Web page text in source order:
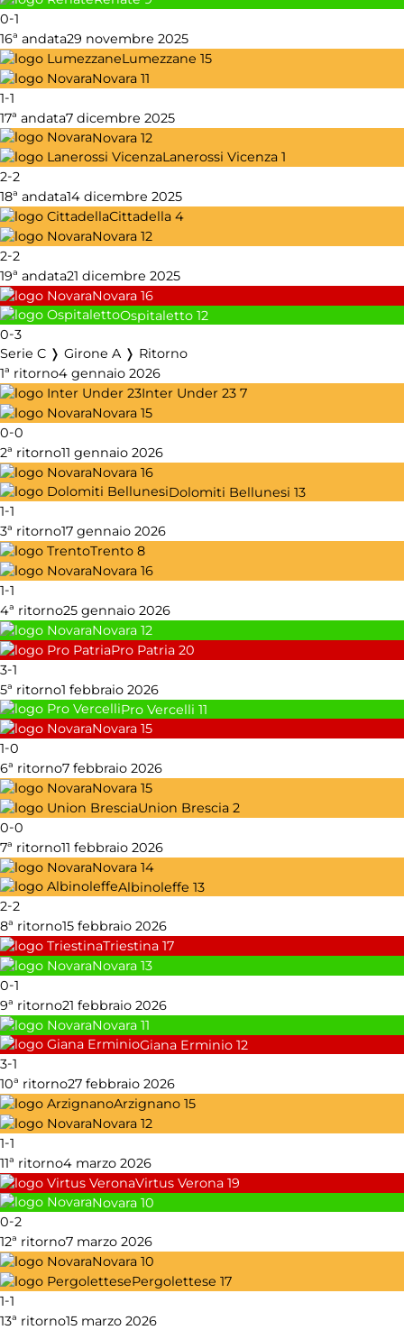
0-1
16ª andata29 novembre 2025
Lumezzane 15
Novara 11
1-1
17ª andata7 dicembre 2025
Novara 12
Lanerossi Vicenza 1
2-2
18ª andata14 dicembre 2025
Cittadella 4
Novara 12
2-2
19ª andata21 dicembre 2025
Novara 16
Ospitaletto 12
0-3
Serie C ❭ Girone A ❭ Ritorno
1ª ritorno4 gennaio 2026
Inter Under 23 7
Novara 15
0-0
2ª ritorno11 gennaio 2026
Novara 16
Dolomiti Bellunesi 13
1-1
3ª ritorno17 gennaio 2026
Trento 8
Novara 16
1-1
4ª ritorno25 gennaio 2026
Novara 12
Pro Patria 20
3-1
5ª ritorno1 febbraio 2026
Pro Vercelli 11
Novara 15
1-0
6ª ritorno7 febbraio 2026
Novara 15
Union Brescia 2
0-0
7ª ritorno11 febbraio 2026
Novara 14
Albinoleffe 13
2-2
8ª ritorno15 febbraio 2026
Triestina 17
Novara 13
0-1
9ª ritorno21 febbraio 2026
Novara 11
Giana Erminio 12
3-1
10ª ritorno27 febbraio 2026
Arzignano 15
Novara 12
1-1
11ª ritorno4 marzo 2026
Virtus Verona 19
Novara 10
0-2
12ª ritorno7 marzo 2026
Novara 10
Pergolettese 17
1-1
13ª ritorno15 marzo 2026